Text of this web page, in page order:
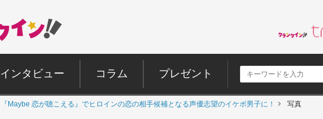
インタビュー コラム プレゼント
Maybe 恋が聴こえる』でヒロインの恋の相手候補となる声優志望のイケボ男子に！ 写真